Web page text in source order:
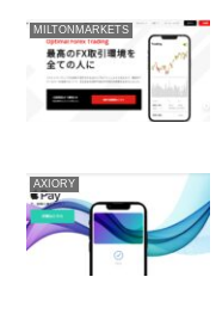
MILTONMARKETS
AXIORY